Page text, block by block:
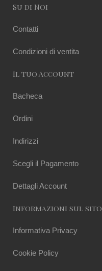
Su di Noi
Contatti
Condizioni di ventita
Il tuo Account
Bacheca
Ordini
Indirizzi
Scegli il Pagamento
Dettagli Account
Informazioni sul sito
Informativa Privacy
Cookie Policy